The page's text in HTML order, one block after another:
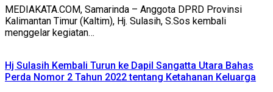
MEDIAKATA.COM, Samarinda – Anggota DPRD Provinsi
Kalimantan Timur (Kaltim), Hj. Sulasih, S.Sos kembali
menggelar kegiatan…
Hj Sulasih Kembali Turun ke Dapil Sangatta Utara Bahas
Perda Nomor 2 Tahun 2022 tentang Ketahanan Keluarga